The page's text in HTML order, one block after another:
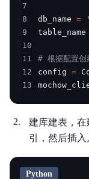
7
8
db_name =
9
table_name
10
11
# 根据配置
12
config =
13
建库建表，
引，然后插入
Python